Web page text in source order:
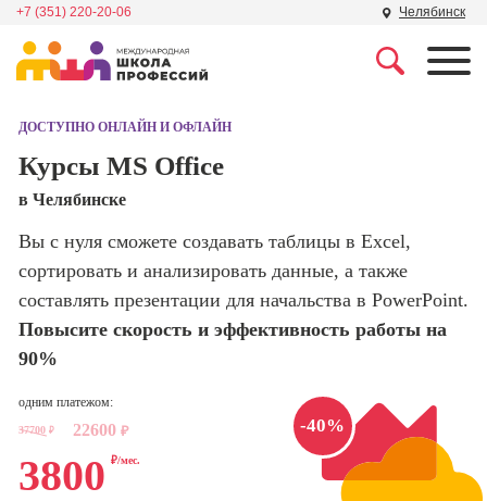
+7 (351) 220-20-06 Челябинск
Школа дизайна
программирования
Школа психологии
Школа актерского
Школа бизнеса и
управления
продвижение
сайтов)
Профессия
Интернет-
Менеджер по
маркетингу в
социальных
сетях (SMM-
ДОСТУПНО ОНЛАЙН И ОФЛАЙН
Курсы MS Office
в Челябинске
Вы с нуля сможете создавать таблицы в Excel,
сортировать и анализировать данные, а также
составлять презентации для начальства в PowerPoint.
Повысите скорость и эффективность работы на
90%
-40%
одним платежом:
37700 ₽ 22600 ₽
3800 ₽/мес.